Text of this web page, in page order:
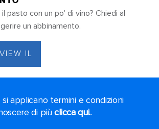
pasto con un po' di vino? Chiedi al
un abbinamento.
IL
applicano termini e condizioni
di piùclicca qui..